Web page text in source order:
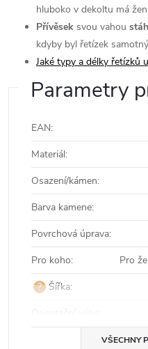
hluboko v dekoltu má
Přívěsek svou vahou
kdyby byl řetízek
Jaké typy a délky řetízků
Parametry
EAN:
Materiál:
Osazení/kámen:
Barva kamene:
Povrchová úprava:
Pro koho:
Pro
? Šířka:
VŠECHNY